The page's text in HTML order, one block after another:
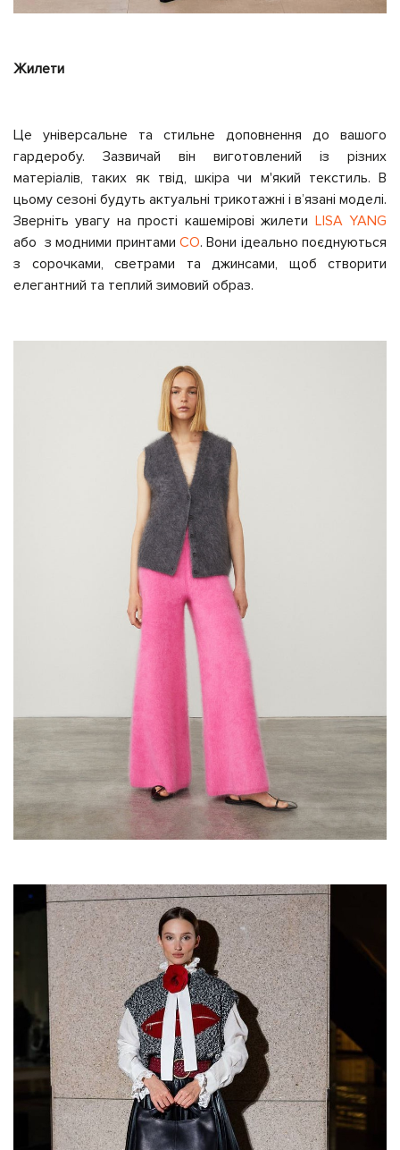
Жилети
Це універсальне та стильне доповнення до вашого
гардеробу. Зазвичай він виготовлений із різних
матеріалів, таких як твід, шкіра чи м'який текстиль. В
цьому сезоні будуть актуальні трикотажні і вʼязані моделі.
Зверніть увагу на прості кашемірові жилети LISA YANG
або з модними принтами CO. Вони ідеально поєднуються
з сорочками, светрами та джинсами, щоб створити
елегантний та теплий зимовий образ.